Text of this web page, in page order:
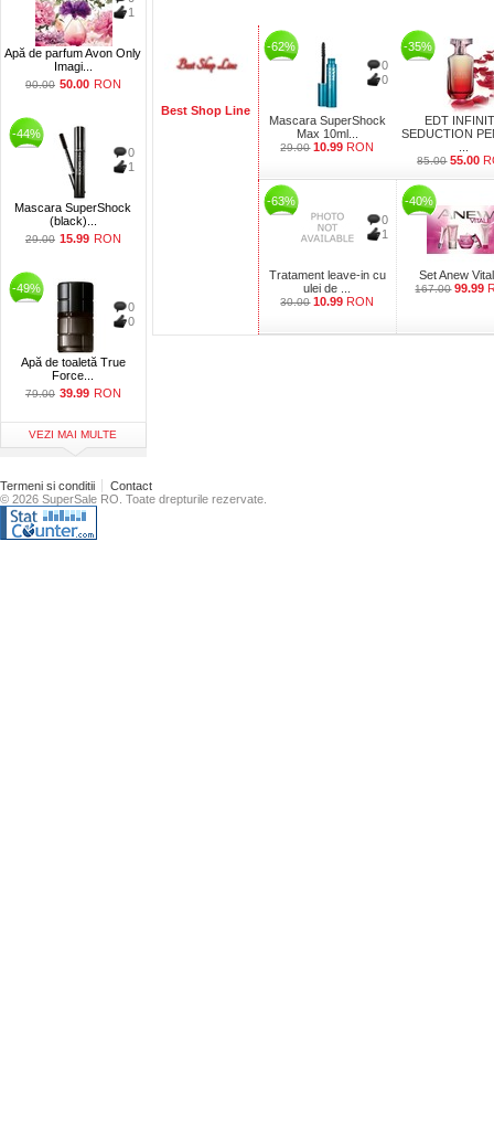
Best Shop Line
-62%
0
0
Mascara SuperShock
Max 10ml...
29.00 10.99 RON
-35%
EDT
SEDUCTION
85.00 55.00
-63%
0
1
Tratament leave-in cu
ulei de ...
30.00 10.99 RON
-40%
Set Anew
167.00 99.99
1
Apă de parfum Avon Only
Imagi...
90.00 50.00 RON
-44%
0
1
Mascara SuperShock
(black)...
29.00 15.99 RON
-49%
0
0
Apă de toaletă True
Force...
79.00 39.99 RON
VEZI MAI MULTE
Termeni si conditii
Contact
© 2026 SuperSale RO. Toate drepturile rezervate.